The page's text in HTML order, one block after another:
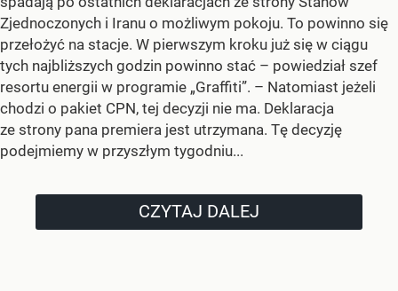
Zjednoczonych i Iranu o możliwym pokoju. To powinno się
przełożyć na stacje. W pierwszym kroku już się w ciągu
tych najbliższych godzin powinno stać – powiedział szef
resortu energii w programie „Graffiti”. – Natomiast jeżeli
chodzi o pakiet CPN, tej decyzji nie ma. Deklaracja
ze strony pana premiera jest utrzymana. Tę decyzję
podejmiemy w przyszłym tygodniu...
CZYTAJ DALEJ